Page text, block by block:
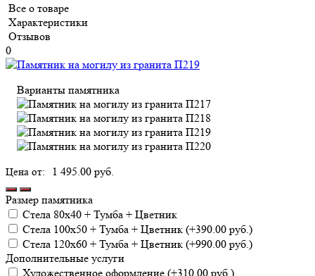
Все о товаре
Характеристики
Отзывов
0
Варианты памятника
1 495.00 руб.
Размер памятника
Cтела 80х40 + Тумба + Цветник
Cтела 100х50 + Тумба + Цветник (+390.00 руб.)
Cтела 120х60 + Тумба + Цветник (+990.00 руб.)
Дополнительные услуги
Художественное оформление (+310.00 руб.)